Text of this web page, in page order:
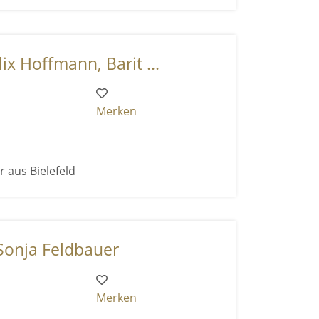
Hoffmann, Barit ...
Merken
aus Bielefeld
Feldbauer
Merken